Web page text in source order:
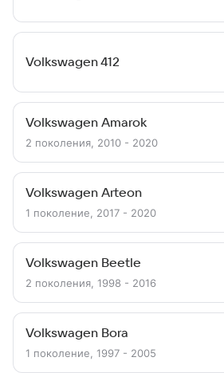
Volkswagen 412
Volkswagen Amarok
2 поколения, 2010 - 2020
Volkswagen Arteon
1 поколение, 2017 - 2020
Volkswagen Beetle
2 поколения, 1998 - 2016
Volkswagen Bora
1 поколение, 1997 - 2005